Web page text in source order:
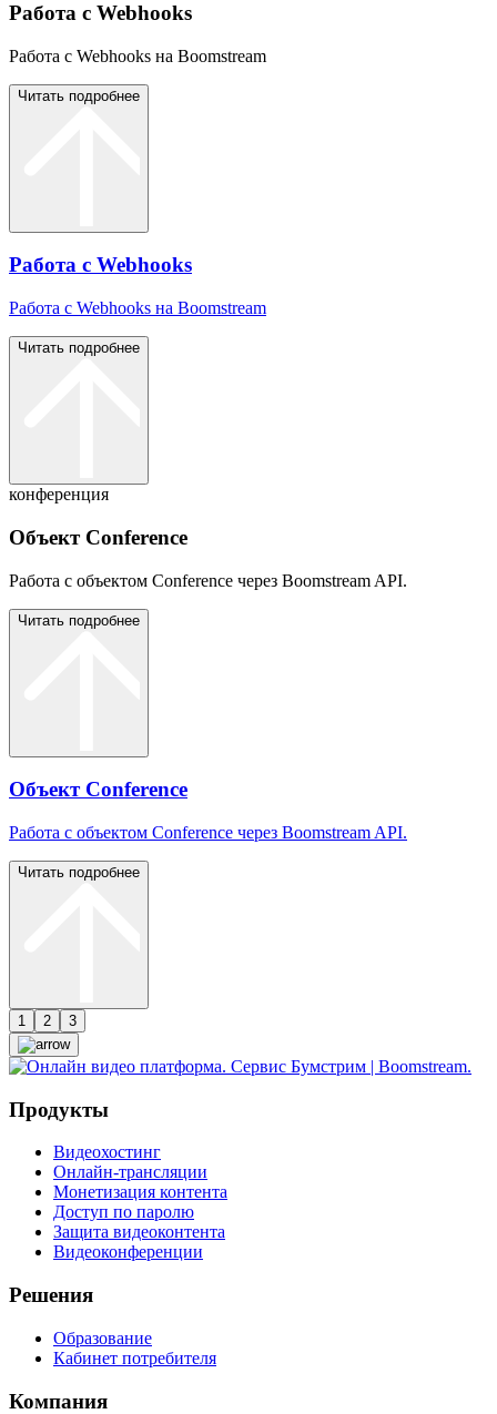
Работа с Webhooks
Работа с Webhooks на Boomstream
Читать подробнее
Работа с Webhooks
Работа с Webhooks на Boomstream
Читать подробнее
конференция
Объект Conference
Работа с объектом Conference через Boomstream API.
Читать подробнее
Объект Conference
Работа с объектом Conference через Boomstream API.
Читать подробнее
1 2 3
Продукты
Видеохостинг
Онлайн-трансляции
Монетизация контента
Доступ по паролю
Защита видеоконтента
Видеоконференции
Решения
Образование
Кабинет потребителя
Компания